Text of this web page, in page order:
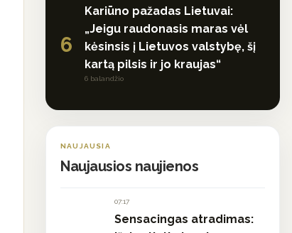
6
Kariūno pažadas Lietuvai:
„Jeigu raudonasis maras vėl
kėsinsis į Lietuvos valstybę, šį
kartą pilsis ir jo kraujas“
6 balandžio
NAUJAUSIA
Naujausios naujienos
07:17
Sensacingas atradimas: